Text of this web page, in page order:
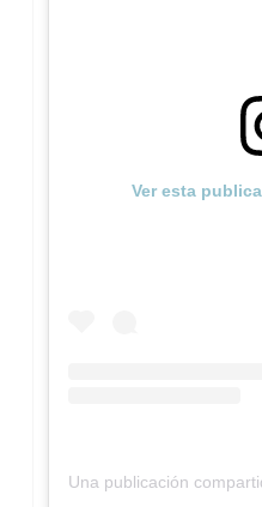
Ver esta